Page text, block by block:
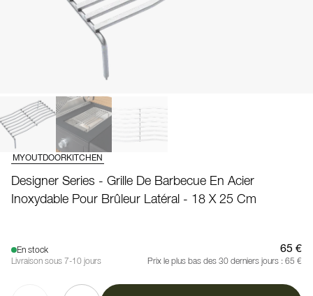
MYOUTDOORKITCHEN
Designer Series - Grille De Barbecue En Acier
Inoxydable Pour Brûleur Latéral - 18 X 25 Cm
En stock
Livraison sous 7-10 jours
65 €
Prix le plus bas des 30 derniers jours : 65 €